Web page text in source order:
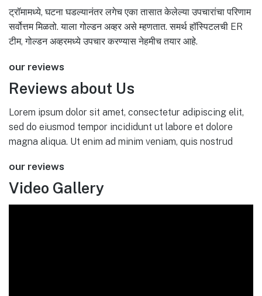
ट्रॉमामध्ये, घटना घडल्यानंतर लगेच एका तासात केलेल्या उपचारांचा परिणाम
सर्वोत्तम मिळतो. याला गोल्डन अव्हर असे म्हणतात. समर्थ हॉस्पिटलची ER
टीम, गोल्डन अव्हरमध्ये उपचार करण्यास नेहमीच तयार आहे.
our reviews
Reviews about Us
Lorem ipsum dolor sit amet, consectetur adipiscing elit,
sed do eiusmod tempor incididunt ut labore et dolore
magna aliqua. Ut enim ad minim veniam, quis nostrud
our reviews
Video Gallery